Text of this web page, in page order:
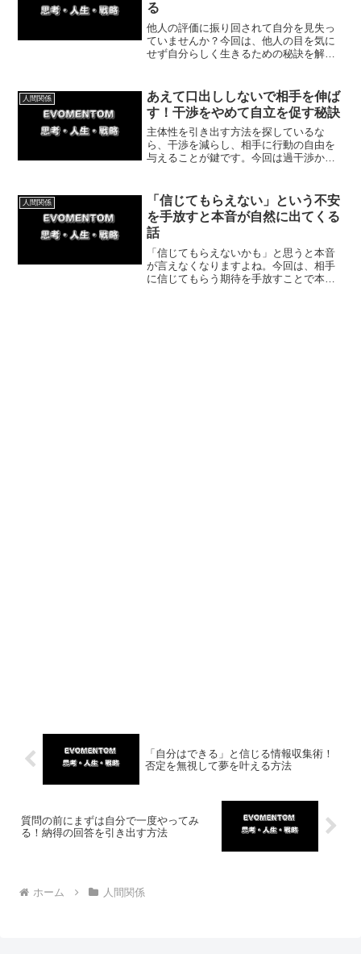
る
他人の評価に振り回されて自分を見失っ
ていませんか？今回は、他人の目を気に
せず自分らしく生きるための秘訣を解
ることで自分軸を取り戻す具体的な方法
をお届けします。
人間関係
あえて口出ししないで相手を伸ば
す！干渉をやめて自立を促す秘訣
主体性を引き出す方法を探しているな
ら、干渉を減らし、相手に行動の自由を
与えることが鍵です。今回は過干渉から
人間関係
「信じてもらえない」という不安
を手放すと本音が自然に出てくる
話
「信じてもらえないかも」と思うと本音
が言えなくなりますよね。今回は、相手
に信じてもらう期待を手放すことで本音
「自分はできる」と信じる情報収集術！
否定を無視して夢を叶える方法
質問の前にまずは自分で一度やってみ
る！納得の回答を引き出す方法
ホーム 人間関係